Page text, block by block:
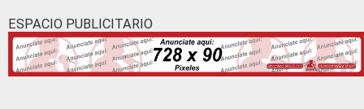
ESPACIO PUBLICITARIO